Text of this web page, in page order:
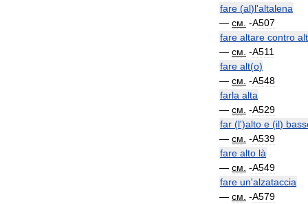
fare (al)l'altalena
— см -A507
fare altare contro
— см -A511
fare alt(o)
— см -A548
farla alta
— см -A529
far (l')alto e (il)
— см -A539
fare alto là
— см -A549
fare un'alzataccia
— см -A579